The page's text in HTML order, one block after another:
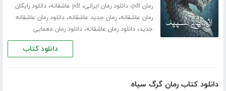
رمان pdf ،دانلود رمان ایرانی،pdf عاشقانه ،دانلود رایگان
رمان عاشقانه،رمان جدید عاشقانه،دانلود رمان عاشقانه
جدید،دانلود رمان عاشقانه،دانلود رمان معمایی
دانلود کتاب
دانلود کتاب رمان گرگ سیاه